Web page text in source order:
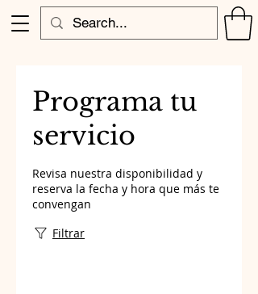
Programa tu
servicio
Revisa nuestra disponibilidad y
reserva la fecha y hora que más te
convengan
Filtrar